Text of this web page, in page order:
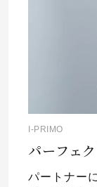
I-PRIMO
パーフェ
パートナー